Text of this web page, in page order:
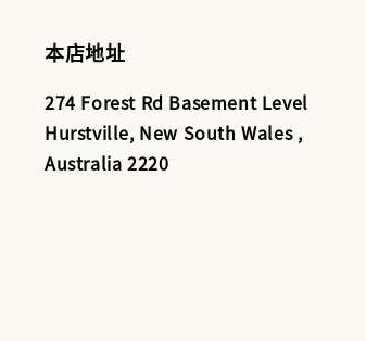
本店地址
274 Forest Rd Basement Level
Hurstville, New South Wales ,
Australia 2220